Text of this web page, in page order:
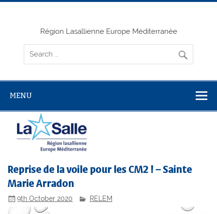
Skip
Région Lasallienne Europe Méditerranée
MENU
Reprise de la voile pour les CM2 ! – Sainte
Marie Arradon
9th October 2020 RELEM